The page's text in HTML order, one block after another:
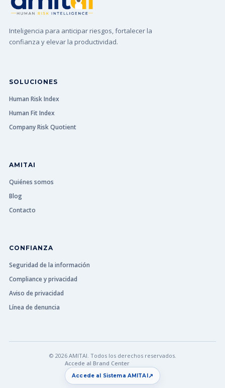
Inteligencia para anticipar riesgos, fortalecer la
confianza y elevar la productividad.
SOLUCIONES
Human Risk Index
Human Fit Index
Company Risk Quotient
AMITAI
Quiénes somos
Blog
Contacto
CONFIANZA
Seguridad de la información
Compliance y privacidad
Aviso de privacidad
Línea de denuncia
© 2026 AMITAI. Todos los derechos reservados.
Accede al Brand Center
Accede al Sistema AMITAI ↗